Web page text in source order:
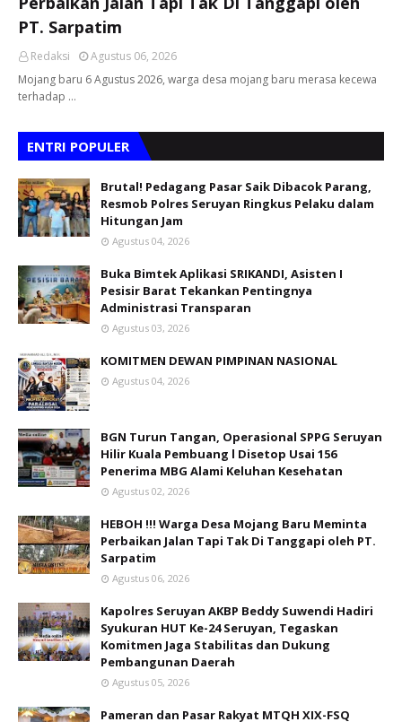
PT. Sarpatim
Redaksi
Agustus 06, 2026
Mojang baru 6 Agustus 2026, warga desa mojang baru merasa kecewa
terhadap …
ENTRI POPULER
Brutal! Pedagang Pasar Saik Dibacok Parang,
Resmob Polres Seruyan Ringkus Pelaku dalam
Hitungan Jam
Agustus 04, 2026
Buka Bimtek Aplikasi SRIKANDI, Asisten I
Pesisir Barat Tekankan Pentingnya
Administrasi Transparan
Agustus 03, 2026
KOMITMEN DEWAN PIMPINAN NASIONAL
Agustus 04, 2026
BGN Turun Tangan, Operasional SPPG Seruyan
Hilir Kuala Pembuang l Disetop Usai 156
Penerima MBG Alami Keluhan Kesehatan
Agustus 02, 2026
HEBOH !!! Warga Desa Mojang Baru Meminta
Perbaikan Jalan Tapi Tak Di Tanggapi oleh PT.
Sarpatim
Agustus 06, 2026
Kapolres Seruyan AKBP Beddy Suwendi Hadiri
Syukuran HUT Ke-24 Seruyan, Tegaskan
Komitmen Jaga Stabilitas dan Dukung
Pembangunan Daerah
Agustus 05, 2026
Pameran dan Pasar Rakyat MTQH XIX-FSQ